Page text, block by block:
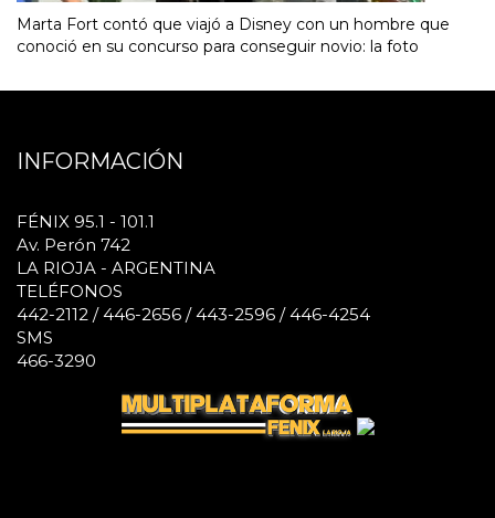
Marta Fort contó que viajó a Disney con un hombre que
conoció en su concurso para conseguir novio: la foto
INFORMACIÓN
FÉNIX 95.1 - 101.1
Av. Perón 742
LA RIOJA - ARGENTINA
TELÉFONOS
442-2112 / 446-2656 / 443-2596 / 446-4254
SMS
466-3290